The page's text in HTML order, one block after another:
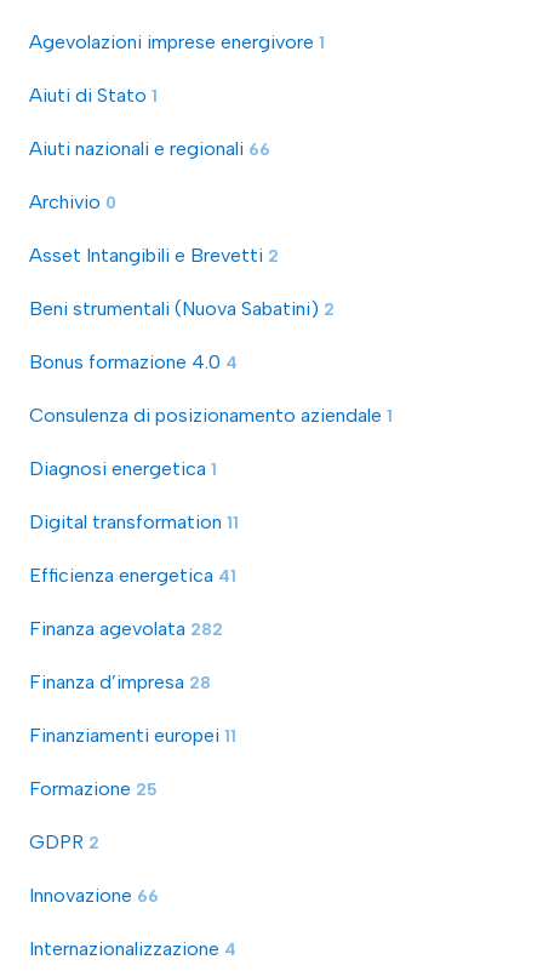
Agevolazioni imprese energivore 1
Aiuti di Stato 1
Aiuti nazionali e regionali 66
Archivio 0
Asset Intangibili e Brevetti 2
Beni strumentali (Nuova Sabatini) 2
Bonus formazione 4.0 4
Consulenza di posizionamento aziendale 1
Diagnosi energetica 1
Digital transformation 11
Efficienza energetica 41
Finanza agevolata 282
Finanza d’impresa 28
Finanziamenti europei 11
Formazione 25
GDPR 2
Innovazione 66
Internazionalizzazione 4